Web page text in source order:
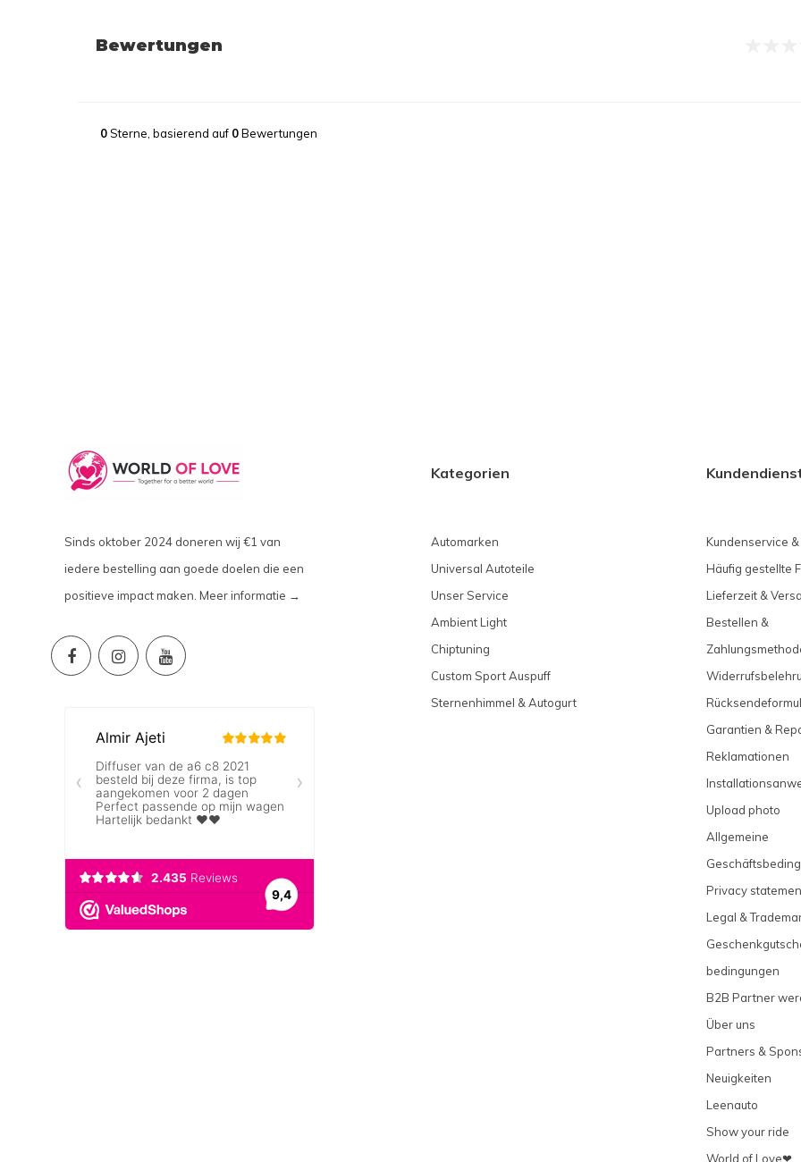
Bewertungen
0Sterne, basierend auf 0Bewertungen
Sinds oktober 2024 doneren wij €1 van
iedere bestelling aan goede doelen die een
positieve impact maken. Meer informatie →
Kategorien
Automarken
Universal Autoteile
Unser Service
Ambient Light
Chiptuning
Custom Sport Auspuff
Sternenhimmel & Autogurt
Kundenservice
Häufig gestellte
Lieferzeit &
Bestellen &
Garantien &
Reklamationen
Upload photo
Allgemeine
Privacy
Legal &
bedingungen
B2B Partner
Über uns
Partners &
Neuigkeiten
Leenauto
Show your ride
World of Love❤